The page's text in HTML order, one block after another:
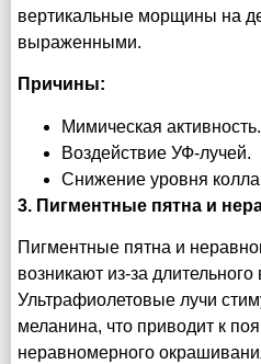
вертикальные морщины на
выраженными.
Причины:
Мимическая активность.
Воздействие УФ-лучей.
Снижение уровня
3. Пигментные пятна и
Пигментные пятна и
возникают из-за
Ультрафиолетовые лучи
меланина, что приводит к
неравномерного